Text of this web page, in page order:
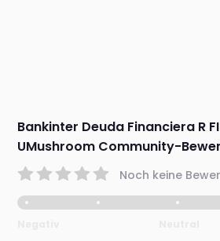
Bankinter Deuda Financiera R FI
UMushroom Community-
Noch keine